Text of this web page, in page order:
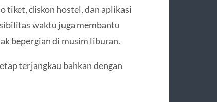
tiket, diskon hostel, dan aplikasi
waktu juga membantu
bepergian di musim liburan.
terjangkau bahkan dengan